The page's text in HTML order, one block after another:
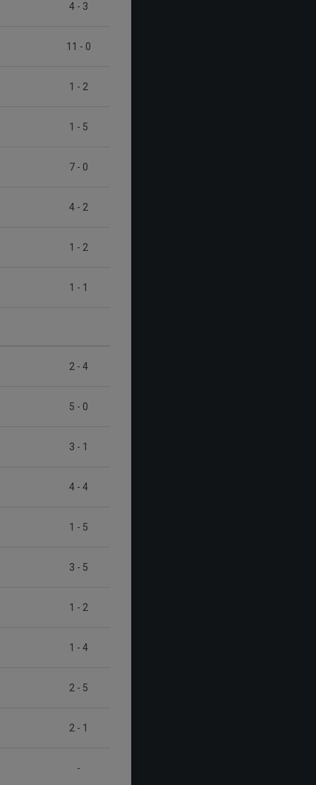
4 - 3
11 - 0
1 - 2
1 - 5
7 - 0
4 - 2
1 - 2
1 - 1
2 - 4
5 - 0
3 - 1
4 - 4
1 - 5
3 - 5
1 - 2
1 - 4
2 - 5
2 - 1
-